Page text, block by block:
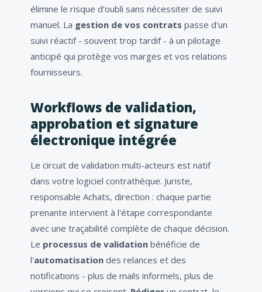
élimine le risque d'oubli sans nécessiter de suivi
manuel. La gestion de vos contrats passe d'un
suivi réactif - souvent trop tardif - à un pilotage
anticipé qui protège vos marges et vos relations
fournisseurs.
Workflows de validation,
approbation et signature
électronique intégrée
Le circuit de validation multi-acteurs est natif
dans votre logiciel contrathèque. Juriste,
responsable Achats, direction : chaque partie
prenante intervient à l'étape correspondante
avec une traçabilité complète de chaque décision.
Le processus de validation bénéficie de
l'automatisation des relances et des
notifications - plus de mails informels, plus de